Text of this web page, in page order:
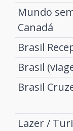
Mundo
Canadá
Brasil
Brasil
Brasil
Lazer /